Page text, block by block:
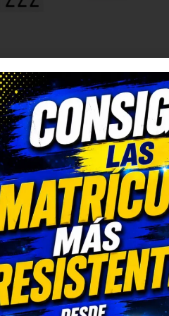
eléctricos.
de patinete
,MATRÍCULAS ACRÍLICAS MATRÍCULAS DE
Pareja de Matrículas Acrílicas Estándar
€
MATRÍCULAS
12,00€